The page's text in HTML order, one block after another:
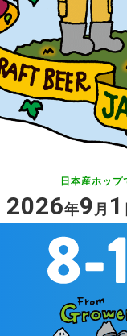
日本産ホッ
2026年9 月 1